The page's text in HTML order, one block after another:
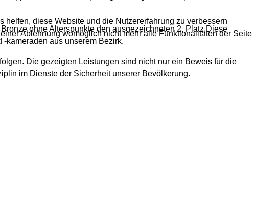
ohne Alterspunkte den ausgezeichneten 2. Platz.Diese
kameraden aus unserem Bezirk.
Die gezeigten Leistungen sind nicht nur ein Beweis für die
im Dienste der Sicherheit unserer Bevölkerung.
diese Website und die Nutzererfahrung zu verbessern
Ablehnung womöglich nicht mehr alle Funktionalitäten der Seite